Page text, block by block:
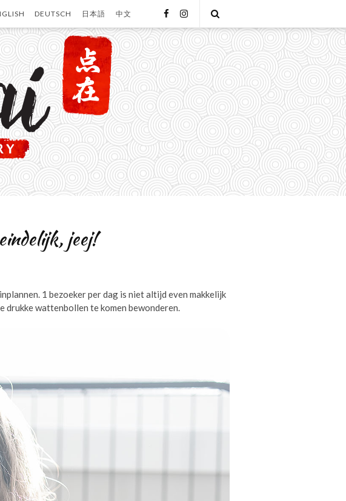
DEUTSCH 日本語 中文 facebookinstagram
Search
jeej!
1 bezoeker per dag is niet altijd even makkelijk
drukke wattenbollen te komen bewonderen.